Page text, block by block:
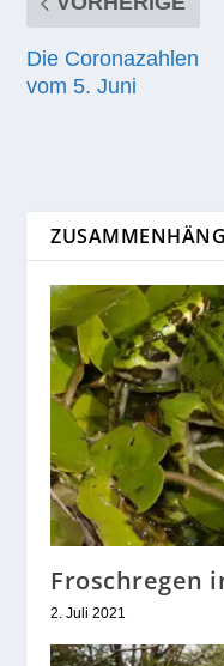
RATE:
Die Coronazahlen